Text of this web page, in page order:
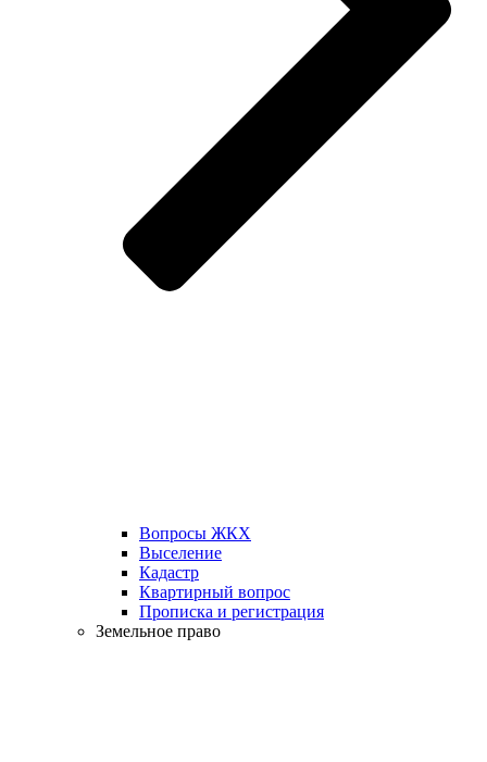
Вопросы ЖКХ
Выселение
Кадастр
Квартирный вопрос
Прописка и регистрация
Земельное право